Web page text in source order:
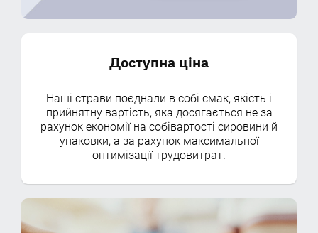
Доступна ціна
Наші страви поєднали в собі смак, якість і
прийнятну вартість, яка досягається не за
рахунок економії на собівартості сировини й
упаковки, а за рахунок максимальної
оптимізації трудовитрат.